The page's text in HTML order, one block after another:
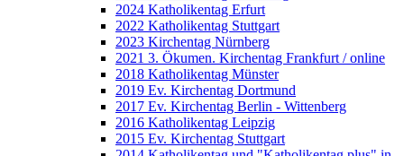
2024 Katholikentag Erfurt
2022 Katholikentag Stuttgart
2023 Kirchentag Nürnberg
2021 3. Ökumen. Kirchentag Frankfurt / online
2018 Katholikentag Münster
2019 Ev. Kirchentag Dortmund
2017 Ev. Kirchentag Berlin - Wittenberg
2016 Katholikentag Leipzig
2015 Ev. Kirchentag Stuttgart